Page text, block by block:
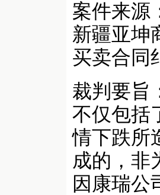
案件来源
新疆亚坤
买卖合同
裁判要旨
不仅包括
情下跌所
成的，非
因康瑞公